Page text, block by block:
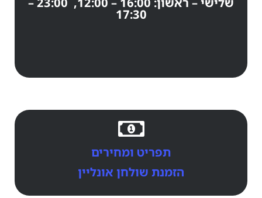
17:30
תפריט ומחירים
הזמנת שולחן אונליין